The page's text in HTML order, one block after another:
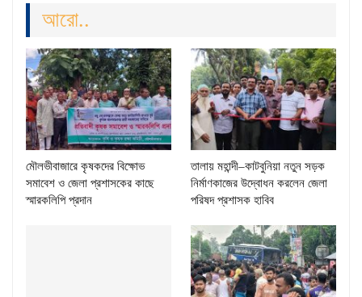
আরো..
মৌলভীবাজারে কৃষকদের বিক্ষোভ
সমাবেশ ও জেলা প্রশাসকের কাছে
স্মারকলিপি প্রদান
তালায় মহান্দী–কাটবুনিয়া নতুন সড়ক
নির্মাণকাজের উদ্বোধন করলেন জেলা
পরিষদ প্রশাসক হাবিব